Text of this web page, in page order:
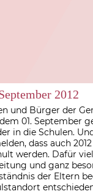
2012
und Bürger der
01. September
in die Schulen.
dass auch
werden. Dafür
und ganz
der Eltern